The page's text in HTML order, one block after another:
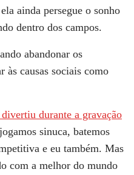
ainda persegue o sonho
dentro dos campos.
abandonar os
às causas sociais como
durante a gravação
sinuca, batemos
e eu também. Mas
com a melhor do mundo